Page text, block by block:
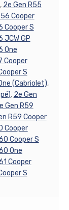
, 2e Gen R55
Cooper
Cooper S
JCW GP
One
Cooper
S
(Cabriolet),
, 2e Gen
Gen R59
R59 Cooper
Cooper
Cooper S
One
Cooper
S